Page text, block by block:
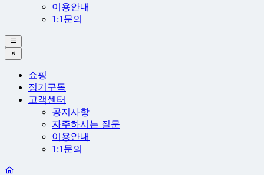
이용안내
1:1문의
쇼핑
정기구독
고객센터
공지사항
자주하시는 질문
이용안내
1:1문의